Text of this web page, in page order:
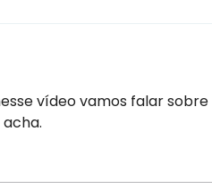
vídeo vamos falar